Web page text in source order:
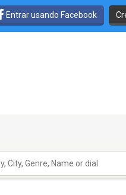
Entrar usando Facebook